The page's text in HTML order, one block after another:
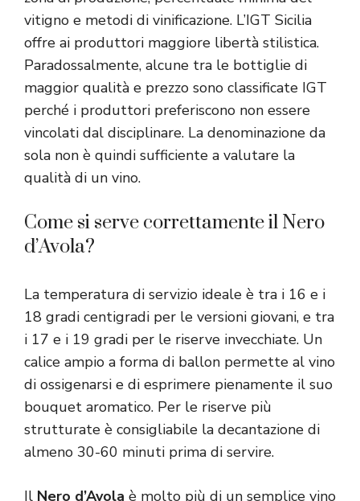
vitigno e metodi di vinificazione. L’IGT Sicilia
offre ai produttori maggiore libertà stilistica.
Paradossalmente, alcune tra le bottiglie di
maggior qualità e prezzo sono classificate IGT
perché i produttori preferiscono non essere
vincolati dal disciplinare. La denominazione da
sola non è quindi sufficiente a valutare la
qualità di un vino.
Come si serve correttamente il Nero
d’Avola?
La temperatura di servizio ideale è tra i 16 e i
18 gradi centigradi per le versioni giovani, e tra
i 17 e i 19 gradi per le riserve invecchiate. Un
calice ampio a forma di ballon permette al vino
di ossigenarsi e di esprimere pienamente il suo
bouquet aromatico. Per le riserve più
strutturate è consigliabile la decantazione di
almeno 30-60 minuti prima di servire.
Il Nero d’Avola è molto più di un semplice vino